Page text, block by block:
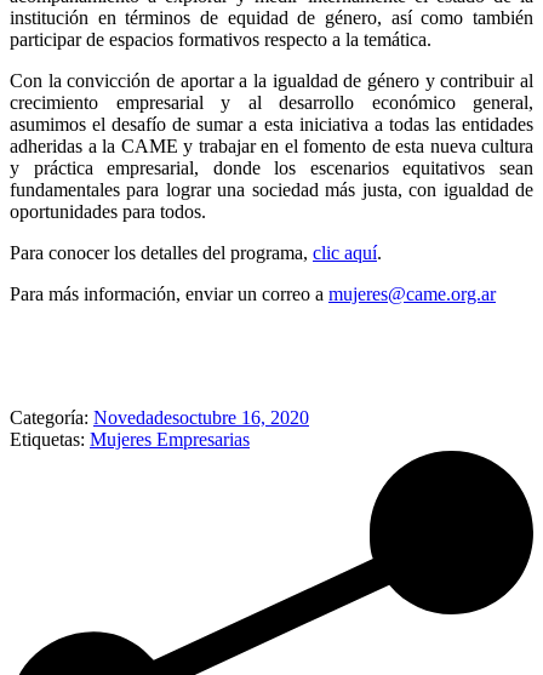
institución en términos de equidad de género, así como también
participar de espacios formativos respecto a la temática.
Con la convicción de aportar a la igualdad de género y contribuir al
crecimiento empresarial y al desarrollo económico general,
asumimos el desafío de sumar a esta iniciativa a todas las entidades
adheridas a la CAME y trabajar en el fomento de esta nueva cultura
y práctica empresarial, donde los escenarios equitativos sean
fundamentales para lograr una sociedad más justa, con igualdad de
oportunidades para todos.
Para conocer los detalles del programa, clic aquí.
Para más información, enviar un correo a mujeres@came.org.ar
Categoría: Novedadesoctubre 16, 2020
Etiquetas: Mujeres Empresarias